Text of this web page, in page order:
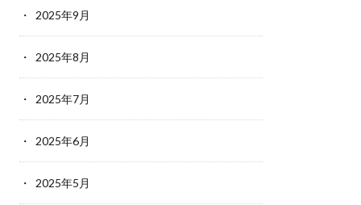
2025年9月
2025年8月
2025年7月
2025年6月
2025年5月